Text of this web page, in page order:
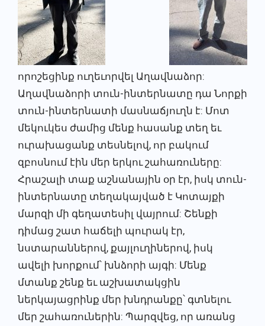
որոշեցինք ուղեւորվել Աղավնաձոր:
Աղավնաձորի տուն-ինտերնատը դա Նորքի
տուն-ինտերնատի մասնաճյուղն է: Մոտ
մեկուկես ժամից մենք հասանք տեղ եւ
ուրախացանք տեսնելով, որ բակում
զբոսնում էին մեր երկու շահառուները:
Հրաշալի տաք աշնանային օր էր, իսկ տուն-
ինտերնատը տեղակայված է Կոտայքի
մարզի մի գեղատեսիլ վայրում: Շենքի
դիմաց շատ հաճելի պուրակ էր,
նստարաններով, քայլուղիներով, իսկ
ավելի խորքում՝ խնձորի այգի: Մենք
մտանք շենք եւ աշխատակցին
ներկայացրինք մեր խնդրանքը՝ գտնելու
մեր շահառուներին: Պարզվեց, որ առանց